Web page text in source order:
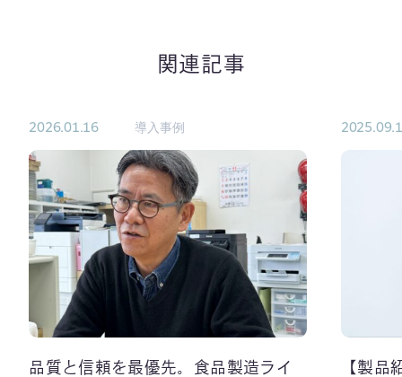
関連記事
2026.01.16 導入事例
品質と信頼を最優先。食品製造ライ
【製品